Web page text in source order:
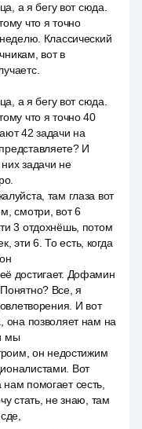
а я бегу вот сюда.
что я точно
Классический
вот в
а я бегу вот сюда.
что я точно 40
42 задачи на
И
задачи не
там глаза вот
смотри, вот 6
3 отдохнёшь, потом
эти 6. То есть, когда
достигает. Дофамин
Все, я
И вот
она позволяет нам на
мы
он недостижим
Вот
помогает сесть,
стать, не знаю, там